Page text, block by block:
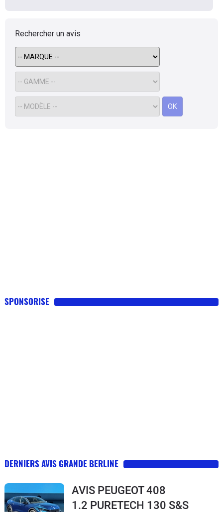
Services
Forum
Moto
Marques
Rechercher un avis
OK
SPONSORISE
DERNIERS AVIS GRANDE BERLINE
AVIS PEUGEOT 408
1.2 PURETECH 130 S&S